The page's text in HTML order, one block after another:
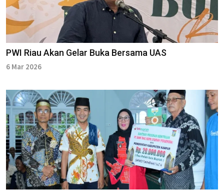
PWI Riau Akan Gelar Buka Bersama UAS
6 Mar 2026